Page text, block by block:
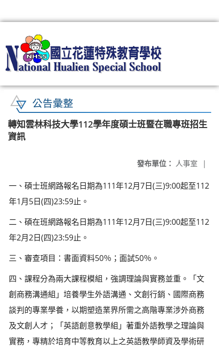
公告彙整
轉知雲林科技大學112學年度碩士班暨在職專班招生
資訊
發布單位： 人事室 |
一、碩士班網路報名日期為111年12月7日(三)9:00起至112
年1月5日(四)23:59止。
二、碩在班網路報名日期為111年12月7日(三)9:00起至112
年2月2日(四)23:59止。
三、審查項目：書面資料50％；面試50％。
四、課程分為兩大課程模組，強調理論與實務並重。「文
創商務溝通組」培養學生外語溝通、文創行銷、國際商務
談判的專業學養，以期塑造業界所需之高階專業涉外商務
及文創人才；「英語創意教學組」著重外語教學之理論與
實務，專精於培育中等教育以上之英語教學師資及學術研